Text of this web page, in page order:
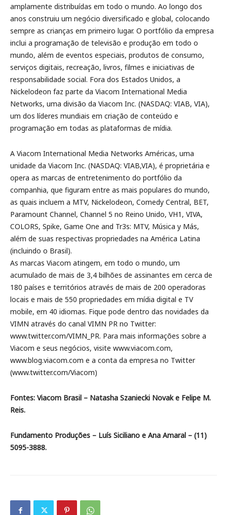
amplamente distribuídas em todo o mundo. Ao longo dos
anos construiu um negócio diversificado e global, colocando
sempre as crianças em primeiro lugar. O portfólio da empresa
inclui a programação de televisão e produção em todo o
mundo, além de eventos especiais, produtos de consumo,
serviços digitais, recreação, livros, filmes e iniciativas de
responsabilidade social. Fora dos Estados Unidos, a
Nickelodeon faz parte da Viacom International Media
Networks, uma divisão da Viacom Inc. (NASDAQ: VIAB, VIA),
um dos líderes mundiais em criação de conteúdo e
programação em todas as plataformas de mídia.
A Viacom International Media Networks Américas, uma
unidade da Viacom Inc. (NASDAQ: VIAB,VIA), é proprietária e
opera as marcas de entretenimento do portfólio da
companhia, que figuram entre as mais populares do mundo,
as quais incluem a MTV, Nickelodeon, Comedy Central, BET,
Paramount Channel, Channel 5 no Reino Unido, VH1, VIVA,
COLORS, Spike, Game One and Tr3s: MTV, Música y Más,
além de suas respectivas propriedades na América Latina
(incluindo o Brasil).
As marcas Viacom atingem, em todo o mundo, um
acumulado de mais de 3,4 bilhões de assinantes em cerca de
180 países e territórios através de mais de 200 operadoras
locais e mais de 550 propriedades em mídia digital e TV
mobile, em 40 idiomas. Fique pode dentro das novidades da
VIMN através do canal VIMN PR no Twitter:
www.twitter.com/VIMN_PR. Para mais informações sobre a
Viacom e seus negócios, visite www.viacom.com,
www.blog.viacom.com e a conta da empresa no Twitter
(www.twitter.com/Viacom)
Fontes: Viacom Brasil – Natasha Szaniecki Novak e Felipe M.
Reis.
Fundamento Produções – Luís Siciliano e Ana Amaral – (11)
5095-3888.